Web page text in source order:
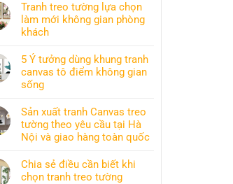
Tranh treo tường lựa chọn
làm mới không gian phòng
khách
5 Ý tưởng dùng khung tranh
canvas tô điểm không gian
sống
Sản xuất tranh Canvas treo
tường theo yêu cầu tại Hà
Nội và giao hàng toàn quốc
Chia sẻ điều cần biết khi
chọn tranh treo tường